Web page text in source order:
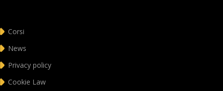
Corsi
News
Privacy policy
Cookie Law